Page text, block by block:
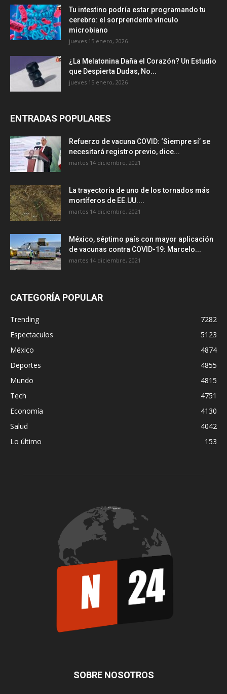
Tu intestino podría estar programando tu
cerebro: el sorprendente vínculo
microbiano
jueves 15 enero, 2026
¿La Melatonina Daña el Corazón? Un Estudio
que Despierta Dudas, No...
jueves 15 enero, 2026
ENTRADAS POPULARES
Refuerzo de vacuna COVID: ‘Siempre sí’ se
necesitará registro previo, dice...
martes 14 diciembre, 2021
La trayectoria de uno de los tornados más
mortíferos de EE.UU....
martes 14 diciembre, 2021
México, séptimo país con mayor aplicación
de vacunas contra COVID-19: Marcelo...
martes 14 diciembre, 2021
CATEGORÍA POPULAR
Trending
7282
Espectaculos
5123
México
4874
Deportes
4855
Mundo
4815
Tech
4751
Economía
4130
Salud
4042
Lo último
153
SOBRE NOSOTROS